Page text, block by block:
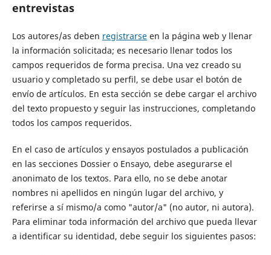
entrevistas
Los autores/as deben registrarseen la página web y llenar
la información solicitada; es necesario llenar todos los
campos requeridos de forma precisa. Una vez creado su
usuario y completado su perfil, se debe usar el botón de
envío de artículos. En esta sección se debe cargar el archivo
del texto propuesto y seguir las instrucciones, completando
todos los campos requeridos.
En el caso de artículos y ensayos postulados a publicación
en las secciones Dossier o Ensayo, debe asegurarse el
anonimato de los textos. Para ello, no se debe anotar
nombres ni apellidos en ningún lugar del archivo, y
referirse a sí mismo/a como "autor/a" (no autor, ni autora).
Para eliminar toda información del archivo que pueda llevar
a identificar su identidad, debe seguir los siguientes pasos: